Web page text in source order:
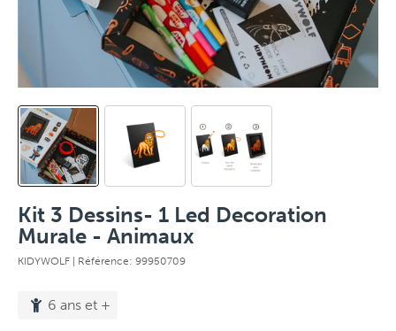
Kit 3 Dessins- 1 Led Decoration
Murale - Animaux
KIDYWOLF | Référence: 99950709
6 ans et +